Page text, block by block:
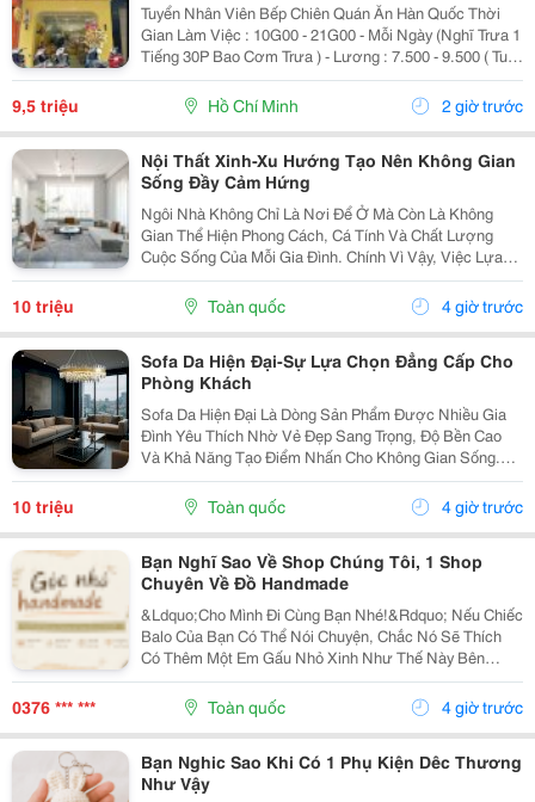
Tuyển Nhân Viên Bếp Chiên Quán Ăn Hàn Quốc Thời
Gian Làm Việc : 10G00 - 21G00 - Mỗi Ngày (Nghĩ Trưa 1
Tiếng 30P Bao Cơm Trưa ) - Lương : 7.500 - 9.500 ( Tuỳ
Theo Năng Lực ) Mô Tả Công Việc: - Bếp Chiên : Sử
Dụng Được Chảo Non Biết Chiên...
9,5 triệu Hồ Chí Minh 2 giờ trước
Nội Thất Xinh-Xu Hướng Tạo Nên Không Gian
Sống Đầy Cảm Hứng
Ngôi Nhà Không Chỉ Là Nơi Để Ở Mà Còn Là Không
Gian Thể Hiện Phong Cách, Cá Tính Và Chất Lượng
Cuộc Sống Của Mỗi Gia Đình. Chính Vì Vậy, Việc Lựa
Chọn Nội Thất Xinh Đang Trở Thành Xu Hướng Được
Nhiều Người Quan Tâm Khi Muốn Biến Không Gian
Sống Trở...
10 triệu Toàn quốc 4 giờ trước
Sofa Da Hiện Đại-Sự Lựa Chọn Đẳng Cấp Cho
Phòng Khách
Sofa Da Hiện Đại Là Dòng Sản Phẩm Được Nhiều Gia
Đình Yêu Thích Nhờ Vẻ Đẹp Sang Trọng, Độ Bền Cao
Và Khả Năng Tạo Điểm Nhấn Cho Không Gian Sống.
Với Thiết Kế Tinh Tế Cùng Chất Liệu Da Cao Cấp, Sofa
Không Chỉ Mang Lại Cảm Giác Thoải Mái Mà Còn Thể...
10 triệu Toàn quốc 4 giờ trước
Bạn Nghĩ Sao Về Shop Chúng Tôi, 1 Shop
Chuyên Về Đồ Handmade
&Ldquo;Cho Mình Đi Cùng Bạn Nhé!&Rdquo; Nếu Chiếc
Balo Của Bạn Có Thể Nói Chuyện, Chắc Nó Sẽ Thích
Có Thêm Một Em Gấu Nhỏ Xinh Như Thế Này Bên
Cạnh. Từ Những Buổi Đi Học, Đi Làm, Đi Cà Phê Hay
Những Chuyến Đi Chơi Cuối Tuần, Em Móc Khóa Gấu
Bông...
0376 *** *** Toàn quốc 4 giờ trước
Bạn Nghic Sao Khi Có 1 Phụ Kiện Dêc Thương
Như Vậy